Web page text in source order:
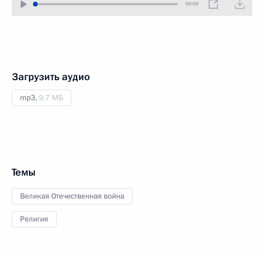
00:00
Загрузить аудио
mp3,9.7 МБ
Темы
Великая Отечественная война
Религия